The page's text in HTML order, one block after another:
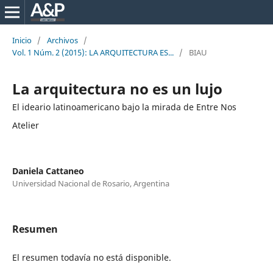
Inicio / Archivos /
Vol. 1 Núm. 2 (2015): LA ARQUITECTURA ES... / BIAU
La arquitectura no es un lujo
El ideario latinoamericano bajo la mirada de Entre Nos
Atelier
Daniela Cattaneo
Universidad Nacional de Rosario, Argentina
Resumen
El resumen todavía no está disponible.